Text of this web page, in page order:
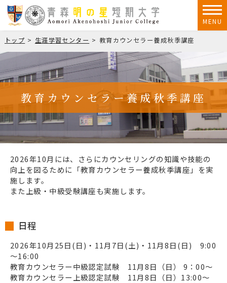
MENU
トップ 生涯学習センター 教育カウンセラー養成秋季講座
教育カウンセラー養成秋季講座
2026年10月には、さらにカウンセリングの知識や技能の
向上を図るために「教育カウンセラー養成秋季講座」を実
施します。
また上級・中級受験講座も実施します。
日程
2026年10月25日(日)・11月7日(土)・11月8日(日) 9:00
～16:00
教育カウンセラー中級認定試験 11月8日（日） 9：00～
教育カウンセラー上級認定試験 11月8日（日）13:00～